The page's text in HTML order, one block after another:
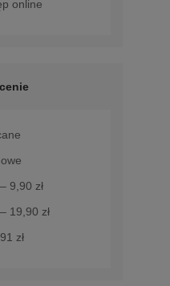
online
9,90 zł
19,90 zł
zł